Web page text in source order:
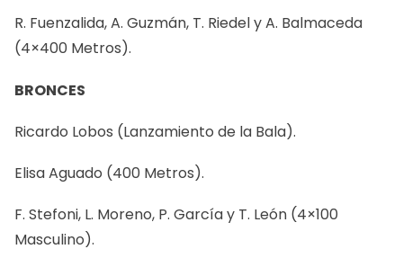
R. Fuenzalida, A. Guzmán, T. Riedel y A. Balmaceda
(4×400 Metros).
BRONCES
Ricardo Lobos (Lanzamiento de la Bala).
Elisa Aguado (400 Metros).
F. Stefoni, L. Moreno, P. García y T. León (4×100
Masculino).